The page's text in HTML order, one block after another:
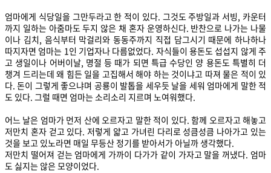
엄마에게 식당일을 그만두라고 한 적이 있다. 그것도 주방일과 서빙, 카운터
까지 일하는 아줌마도 두지 않은 채 혼자 운영하신다. 반찬으로 나가는 나물
이나 김치, 음식부터 막걸리와 동동주까지 직접 담그시기 때문에 하나하나
따지자면 엄마는 1인 기업자나 다름없었다. 자식들이 용돈도 섭섭지 않게 주
고 생일이나 어버이날, 명절 등 때가 되면 특급 수당인 양 용돈도 특별히 더
챙겨 드리는데 왜 힘든 일을 고집해서 해야 하는 것이냐고 따져 물은 적이 있
다. 돈이 그렇게 좋으냐며 공룡이 발톱을 세우듯 날을 세워 엄마에게 말한 적
도 있다. 그럴 때면 엄마는 소리소리 지르며 노여워했다.
어느 날은 엄마가 먼저 산에 오르자고 말한 적이 있다. 함께 오르자고 해놓고
저만치 혼자 걷고 있다. 저렇게 얇고 가녀린 다리로 성큼성큼 나아가고 있는
것을 보고 있노라면 매일 무등산 정기를 받아서가 아닐까 생각했다.
저만치 떨어져 걷는 엄마에게 가까이 다가가 같이 가자고 말을 꺼냈다. 엄마
도 싫지는 않은 모양이었다.